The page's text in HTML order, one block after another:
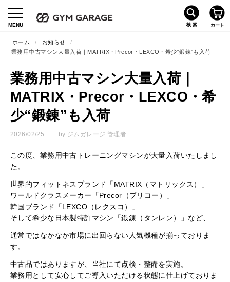
ホーム / お知らせ
/
業務用中古マシン大量入荷｜MATRIX・Precor・LEXCO・希少“鍛錬”も入荷
業務用中古マシン大量入荷｜
MATRIX・Precor・LEXCO・希
少“鍛錬”も入荷
2026/02/25 by ジムガレージ 管理者
この度、業務用中古トレーニングマシンが大量入荷いたしまし
た。
世界的フィットネスブランド「 MATRIX（マトリックス）
」
ワールドクラスメーカー「Precor（プリコー）
」
韓国ブランド「LEXCO（レクスコ）」
そして希少な日本製特許マシン「鍛錬（タンレン）」など、
通常ではなかなか市場に出回らない人気機種が揃っておりま
す。
中古品ではありますが、当社にて点検・整備を実施。
業務用として安心してご導入いただける状態に仕上げておりま